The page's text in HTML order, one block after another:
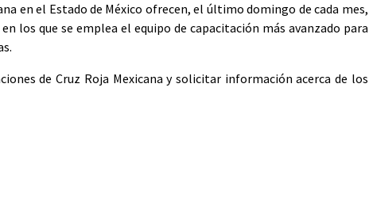
en el Estado de México ofrecen, el último domingo de cada mes,
los que se emplea el equipo de capacitación más avanzado para
de Cruz Roja Mexicana y solicitar información acerca de los